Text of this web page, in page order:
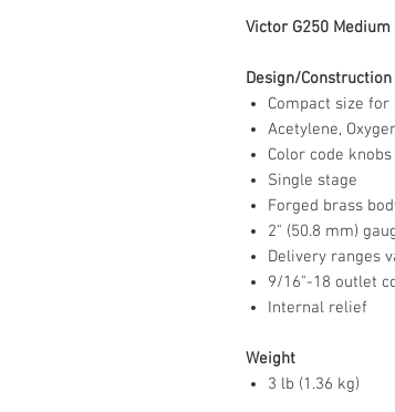
Victor G250 Medium
Design/Construction
Compact size
Acetylene,
Color code knobs
Single stage
Forged brass
2" (50.8 mm)
Delivery ranges
9/16"-18 outlet
Internal relief
Weight
3 lb (1.36 kg)